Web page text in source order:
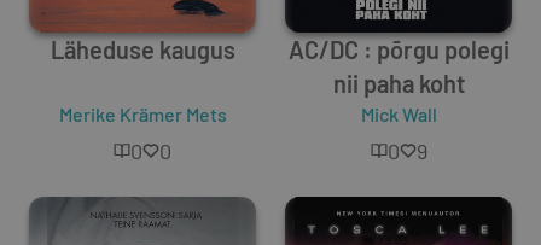
Läheduse kaugus
Merike Krämer Mets
0 0
AC/DC : põrgu polegi
nii paha koht
Mick Wall
0 9